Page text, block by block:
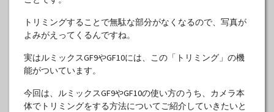
トリミングすることで無駄な部分がなくなるので、写真が
よみがえってくるんですね。
実はルミックスGF9やGF10には、この「トリミング」の機
能がついています。
今回は、ルミックスGF9やGF10の使い方のうち、カメラ本
体でトリミングをする方法についてご紹介していきたいと